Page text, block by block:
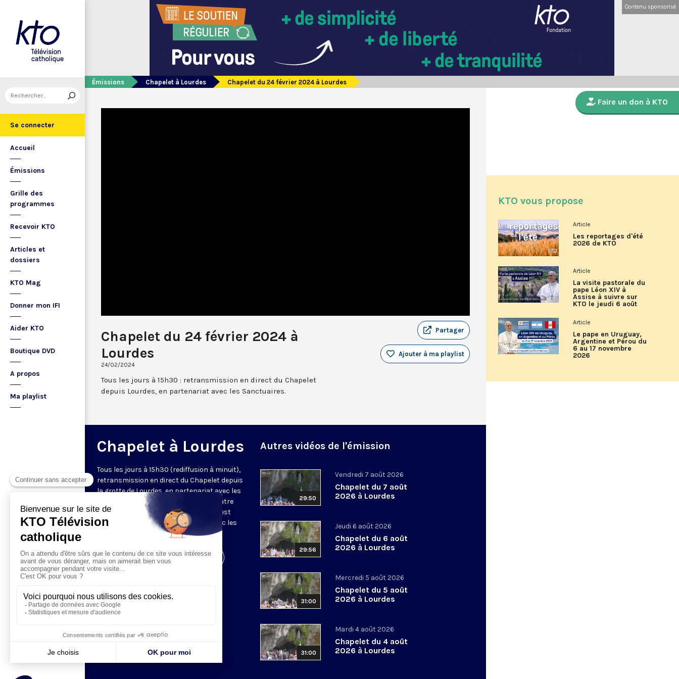
Se connecter
Accueil
Émissions
Grille des
programmes
Recevoir KTO
Articles et
dossiers
KTO Mag
Donner mon IFI
Aider KTO
Boutique DVD
A propos
Ma playlist
Contenu sponsorisé
Émissions Chapelet à Lourdes Chapelet du 24 février 2024 à Lourdes
Chapelet du 24 février 2024 à
Lourdes
24/02/2024
Partager
Ajouter à ma playlist
Tous les jours à 15h30 : retransmission en direct du Chapelet
depuis Lourdes, en partenariat avec les Sanctuaires.
Chapelet à Lourdes
Tous les jours à 15h30 (rediffusion à minuit),
retransmission en direct du Chapelet depuis
la grotte de Lourdes, en partenariat avec les
Sanctuaires. Chaque jour, l'une des quatre
méditations des mystères du Rosaire est
proposée en communion de prière avec les
Visiter la page de l'émission
Autres vidéos de l'émission
29:50
Vendredi 7 août 2026
Chapelet du 7 août
2026 à Lourdes
29:56
Jeudi 6 août 2026
Chapelet du 6 août
2026 à Lourdes
31:00
Mercredi 5 août 2026
Chapelet du 5 août
2026 à Lourdes
31:00
Mardi 4 août 2026
Chapelet du 4 août
2026 à Lourdes
Faire un don à KTO
KTO vous propose
Article
Les reportages d'été
2026 de KTO
Article
La visite pastorale du
pape Léon XIV à
Assise à suivre sur
KTO le jeudi 6 août
Article
Le pape en Uruguay,
Argentine et Pérou du
6 au 17 novembre
2026